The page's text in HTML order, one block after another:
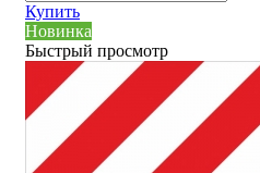
Купить
Новинка
Быстрый просмотр